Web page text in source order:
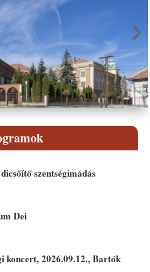
szentségimádás
Dei
koncert, 2026.09.12., Bartók